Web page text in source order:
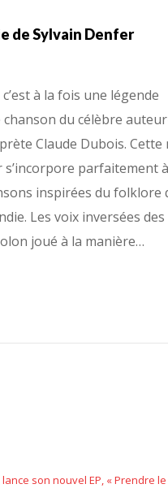
de Sylvain Denfer
à la fois une légende
du célèbre
Claude Dubois. Cette
s’incorpore parfaitement
inspirées du folklore
Les voix inversées
joué à la manière…
son nouvel EP, « Prendre